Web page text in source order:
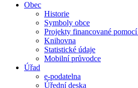
Obec
Historie
Symboly obce
Projekty financované
Knihovna
Statistické údaje
Mobilní průvodce
Úřad
e-podatelna
Úřední deska